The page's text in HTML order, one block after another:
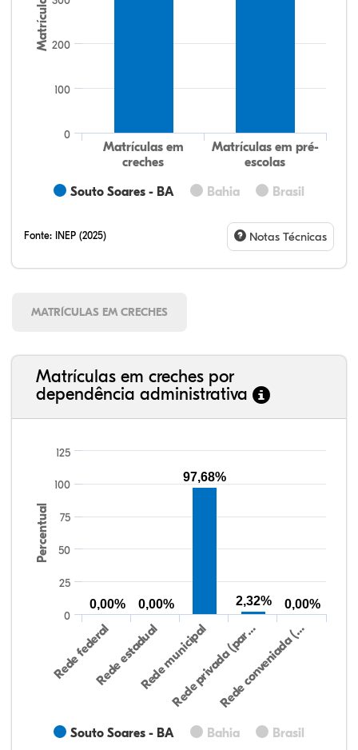
Matrículas
Souto Soares - BA Bahia Brasil
Matrículas em
creches
Matrículas em pré-
escolas
0
100
200
Fonte: INEP (2025) Notas Técnicas
MATRÍCULAS EM CRECHES
Matrículas em creches por
dependência administrativa
Percentual
Souto Soares - BA Bahia Brasil
Rede federalRede estadualRede municipal
Rede privada (par…Rede conveniada (…
0
25
50
75
100
125
0,00% 0,00%
97,68%
2,32% 0,00%